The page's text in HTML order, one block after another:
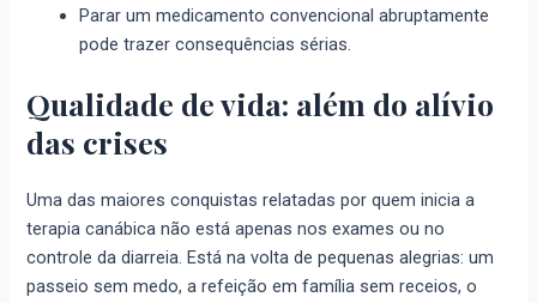
Parar um medicamento convencional abruptamente
pode trazer consequências sérias.
Qualidade de vida: além do alívio
das crises
Uma das maiores conquistas relatadas por quem inicia a
terapia canábica não está apenas nos exames ou no
controle da diarreia. Está na volta de pequenas alegrias: um
passeio sem medo, a refeição em família sem receios, o